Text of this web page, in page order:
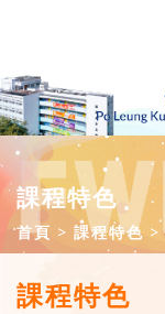
課程特色
首頁 課程特色
課程特色